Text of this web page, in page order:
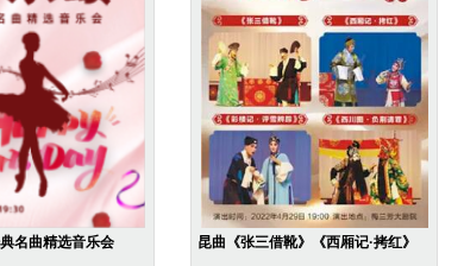
名曲精选音乐会
昆曲《张三借靴》《西厢记·拷红》